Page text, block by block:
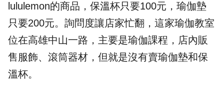
lululemon的商品，保溫杯只要100元，瑜伽墊
只要200元。詢問度讓店家忙翻，這家瑜伽教室
位在高雄中山一路，主要是瑜伽課程，店內販
售服飾、滾筒器材，但就是沒有賣瑜伽墊和保
溫杯。